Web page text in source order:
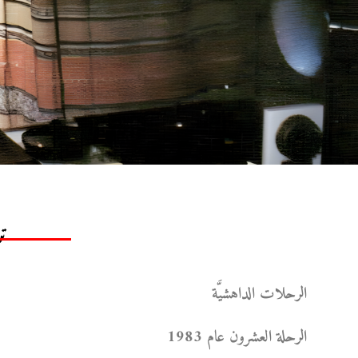
الرحلات الداهشيَّة
الرحلة العشرون عام 1983